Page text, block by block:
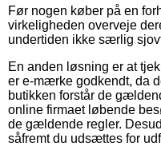
Før nogen køber på en
virkeligheden overveje
undertiden ikke særlig
En anden løsning er at
er e-mærke godkendt, da
butikken forstår de
online firmaet løbende
de gældende regler.
såfremt du udsættes for